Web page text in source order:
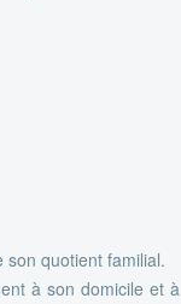
son quotient familial.
à son domicile et à